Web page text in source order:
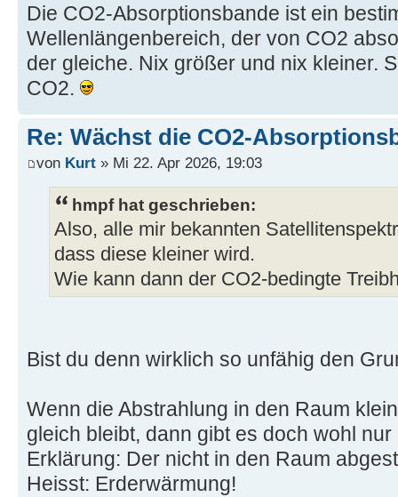
Die CO2-Absorptionsbande ist ein
Wellenlängenbereich, der von CO2
der gleiche. Nix größer und nix kleiner.
CO2.
Re: Wächst die CO2-
von Kurt » Mi 22. Apr 2026, 19:03
hmpf hat geschrieben:
Also, alle mir bekannten
dass diese kleiner wird.
Wie kann dann der CO2-bedingte
Bist du denn wirklich so unfähig den
Wenn die Abstrahlung in den Raum
gleich bleibt, dann gibt es doch wohl
Erklärung: Der nicht in den Raum
Heisst: Erderwärmung!